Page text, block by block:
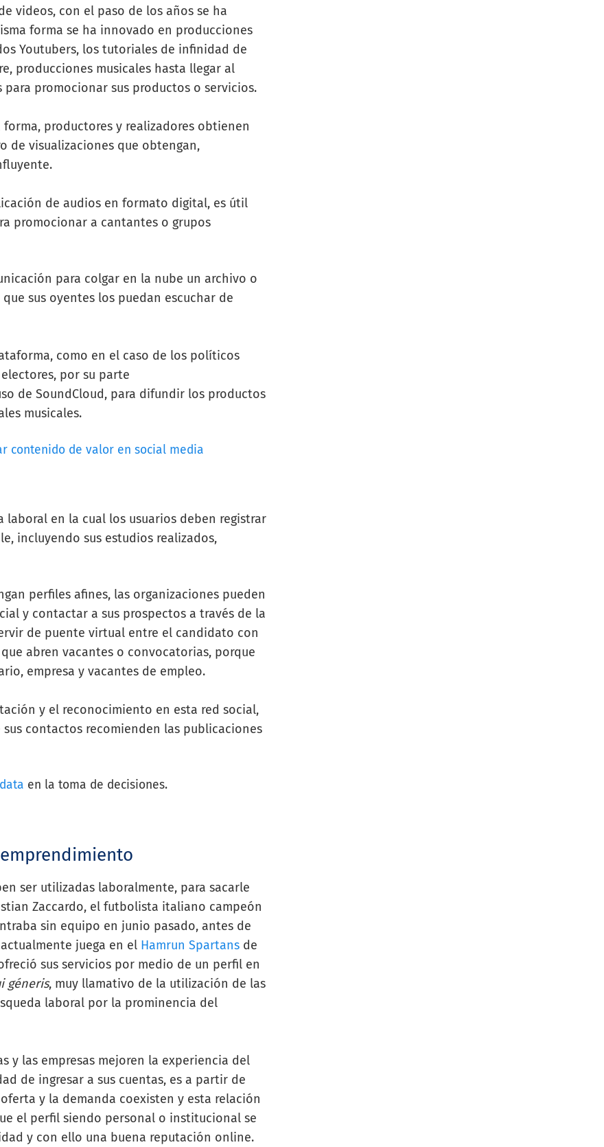
videos, con el paso de los años se ha
forma se ha innovado en producciones
Youtubers, los tutoriales de infinidad de
producciones musicales hasta llegar al
promocionar sus productos o servicios.
productores y realizadores obtienen
de visualizaciones que obtengan,
de audios en formato digital, es útil
promocionar a cantantes o grupos
para colgar en la nube un archivo o
sus oyentes los puedan escuchar de
como en el caso de los políticos
por su parte
de SoundCloud, para difundir los productos
musicales.
contenido de valor en social media
laboral en la cual los usuarios deben registrar
incluyendo sus estudios realizados,
perfiles afines, las organizaciones pueden
y contactar a sus prospectos a través de la
de puente virtual entre el candidato con
abren vacantes o convocatorias, porque
empresa y vacantes de empleo.
y el reconocimiento en esta red social,
contactos recomienden las publicaciones
en la toma de decisiones.
ser utilizadas laboralmente, para sacarle
Zaccardo, el futbolista italiano campeón
sin equipo en junio pasado, antes de
juega en el Hamrun Spartans de
sus servicios por medio de un perfil en
géneris, muy llamativo de la utilización de las
laboral por la prominencia del
y las empresas mejoren la experiencia del
de ingresar a sus cuentas, es a partir de
y la demanda coexisten y esta relación
el perfil siendo personal o institucional se
y con ello una buena reputación online.